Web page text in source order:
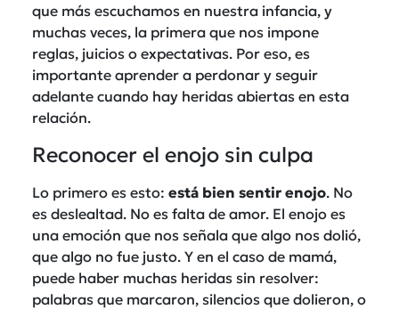
que más escuchamos en nuestra infancia, y
muchas veces, la primera que nos impone
reglas, juicios o expectativas. Por eso, es
importante aprender a perdonar y seguir
adelante cuando hay heridas abiertas en esta
relación.
Reconocer el enojo sin culpa
Lo primero es esto: está bien sentir enojo. No
es deslealtad. No es falta de amor. El enojo es
una emoción que nos señala que algo nos dolió,
que algo no fue justo. Y en el caso de mamá,
puede haber muchas heridas sin resolver:
palabras que marcaron, silencios que dolieron, o